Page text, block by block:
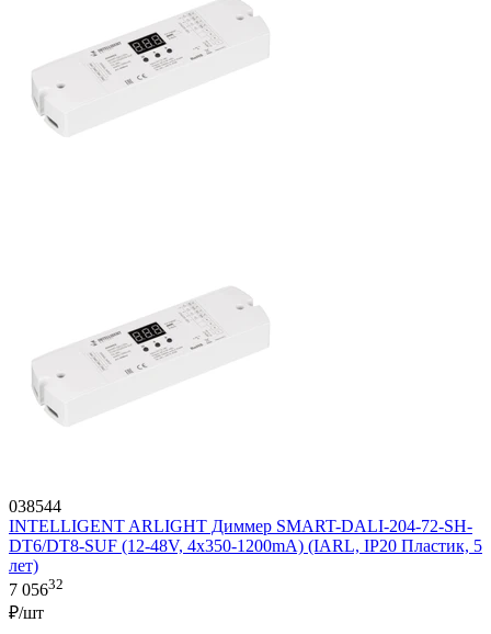
038544
INTELLIGENT ARLIGHT Диммер SMART-DALI-204-72-SH-
DT6/DT8-SUF (12-48V, 4x350-1200mA) (IARL, IP20 Пластик, 5
лет)
7 05632
₽/шт